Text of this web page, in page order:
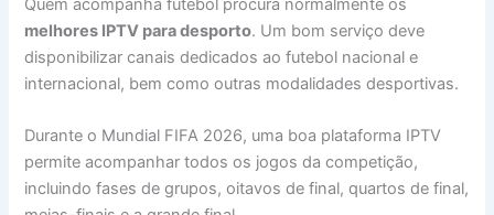
Quem acompanha futebol procura normalmente os
melhores IPTV para desporto. Um bom serviço deve
disponibilizar canais dedicados ao futebol nacional e
internacional, bem como outras modalidades desportivas.
Durante o Mundial FIFA 2026, uma boa plataforma IPTV
permite acompanhar todos os jogos da competição,
incluindo fases de grupos, oitavos de final, quartos de final,